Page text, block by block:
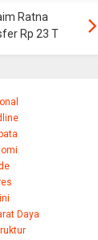
Ratna
Rp 23 T
Daya